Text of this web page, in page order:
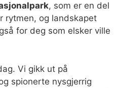
, som er en del
rytmen, og landskapet
for deg som elsker ville
Vi gikk ut på
spionerte nysgjerrig